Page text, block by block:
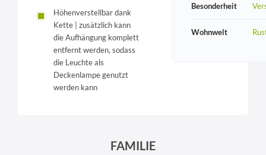
Höhenverstellbar dank
Kette | zusätzlich kann
die Aufhängung komplett
entfernt werden, sodass
die Leuchte als
Deckenlampe genutzt
werden kann
Besonderheit
Wohnwelt
FAMILIE